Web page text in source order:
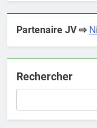
Partenaire JV ⇨
Rechercher